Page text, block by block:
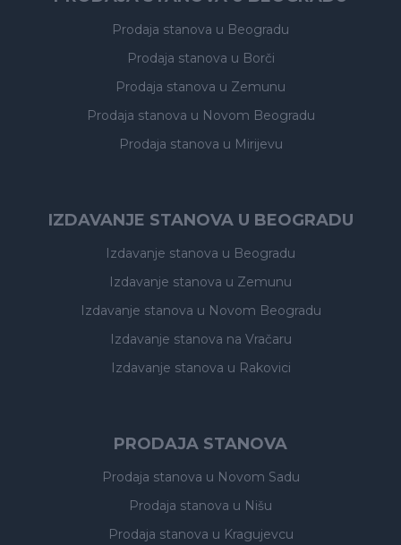
Prodaja stanova u Beogradu
Prodaja stanova u Borči
Prodaja stanova u Zemunu
Prodaja stanova u Novom Beogradu
Prodaja stanova u Mirijevu
IZDAVANJE STANOVA U BEOGRADU
Izdavanje stanova u Beogradu
Izdavanje stanova u Zemunu
Izdavanje stanova u Novom Beogradu
Izdavanje stanova na Vračaru
Izdavanje stanova u Rakovici
PRODAJA STANOVA
Prodaja stanova u Novom Sadu
Prodaja stanova u Nišu
Prodaja stanova u Kragujevcu